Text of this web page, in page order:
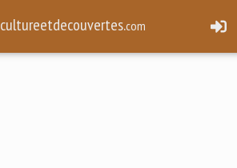
cultureetdecouvertes.com